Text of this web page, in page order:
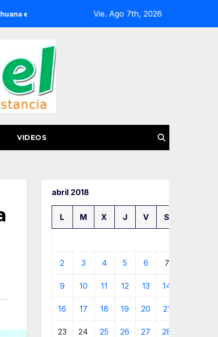
FGE Acerca Atención Especializada a Víctimas y
Vie. Ago 7th, 2026
VIDEOS
abril 2018
L M X J V S
2 3 4 5 6 7
9 10 11 12 13 14
16 17 18 19 20 21
23 24 25 26 27 28